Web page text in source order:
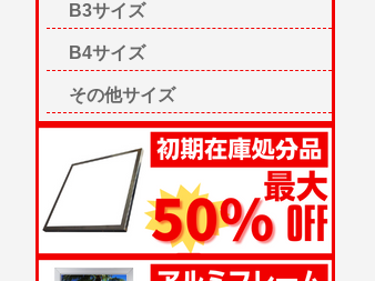
B3サイズ
B4サイズ
その他サイズ